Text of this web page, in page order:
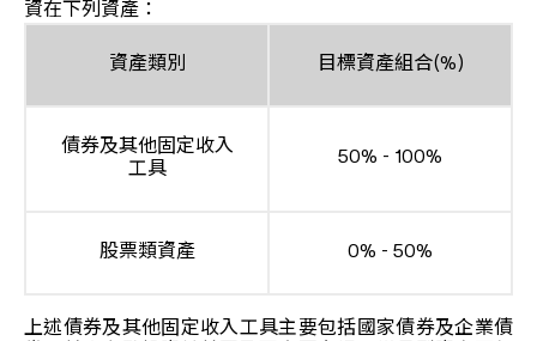
資在下列資產：
資產類別 目標資產組合(%)
債券及其他固定收入
工具
50% - 100%
股票類資產 0% - 50%
上述債券及其他固定收入工具主要包括國家債券及企業債